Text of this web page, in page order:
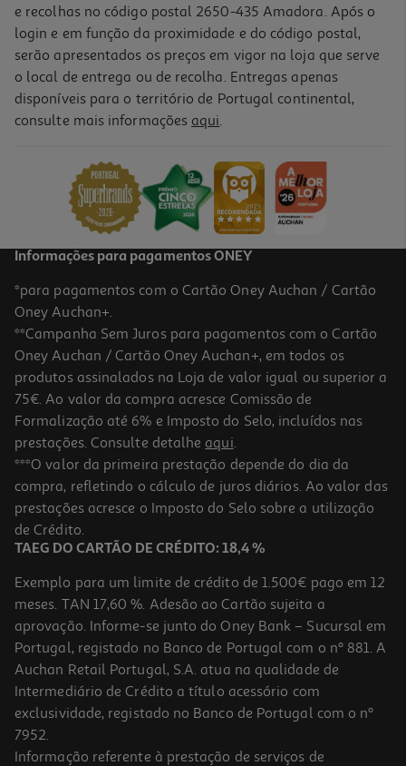
Livro Canal Panda -fofo E Giro
PVP de editor
-10%
Livro K-Pop Camp - Livro De Colorir
7.19 €/un
7,99 € PVP de editor
7,19 €
-10%
e recolhas no código postal 2650-435 Amadora. Após o
login e em função da proximidade e do código postal,
serão apresentados os preços em vigor na loja que serve
o local de entrega ou de recolha. Entregas apenas
disponíveis para o território de Portugal continental,
consulte mais informações aqui.
Informações para pagamentos ONEY
*para pagamentos com o Cartão Oney Auchan / Cartão
Oney Auchan+.
**Campanha Sem Juros para pagamentos com o Cartão
Oney Auchan / Cartão Oney Auchan+, em todos os
produtos assinalados na Loja de valor igual ou superior a
75€. Ao valor da compra acresce Comissão de
Formalização até 6% e Imposto do Selo, incluídos nas
prestações. Consulte detalhe aqui.
***O valor da primeira prestação depende do dia da
compra, refletindo o cálculo de juros diários. Ao valor das
prestações acresce o Imposto do Selo sobre a utilização
de Crédito.
TAEG DO CARTÃO DE CRÉDITO: 18,4 %
Exemplo para um limite de crédito de 1.500€ pago em 12
meses. TAN 17,60 %. Adesão ao Cartão sujeita a
aprovação. Informe-se junto do Oney Bank – Sucursal em
Portugal, registado no Banco de Portugal com o nº 881. A
Auchan Retail Portugal, S.A. atua na qualidade de
Intermediário de Crédito a título acessório com
exclusividade, registado no Banco de Portugal com o nº
7952.
Informação referente à prestação de serviços de